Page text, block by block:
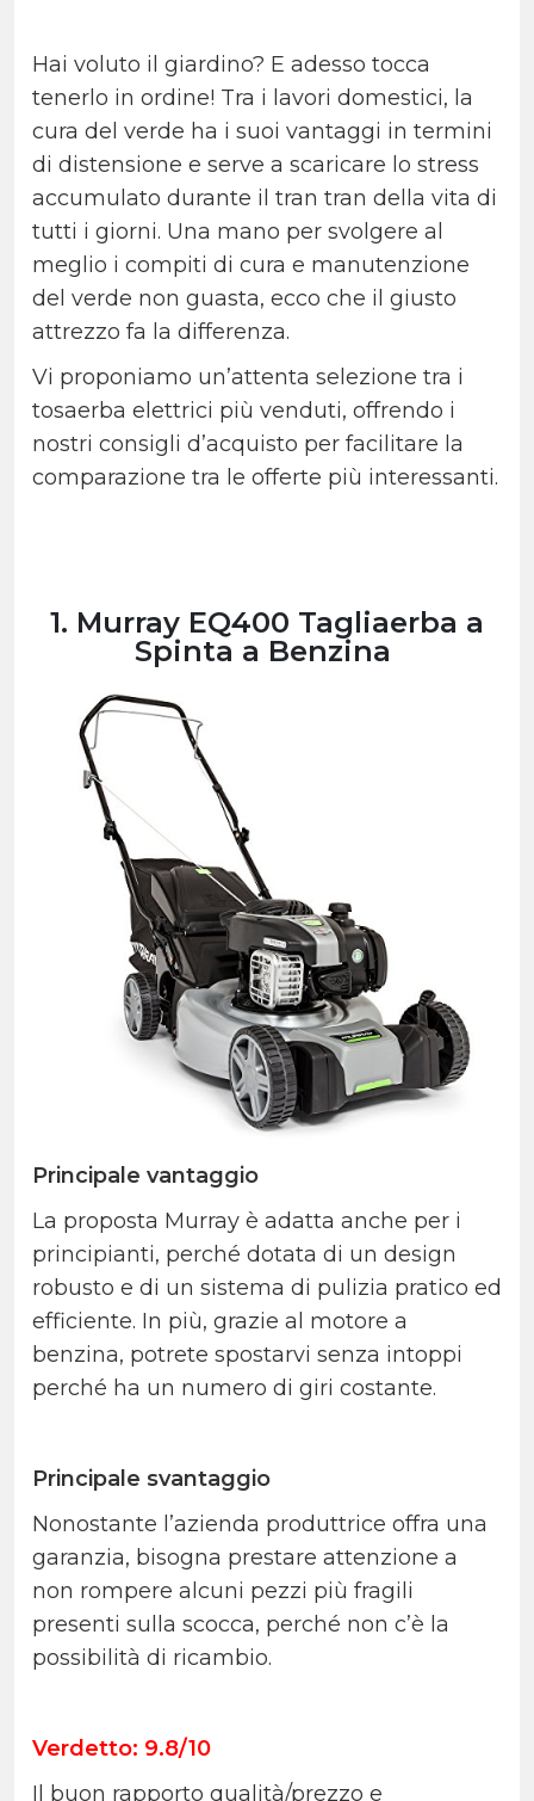
Hai voluto il giardino? E adesso tocca
tenerlo in ordine! Tra i lavori domestici, la
cura del verde ha i suoi vantaggi in termini
di distensione e serve a scaricare lo stress
accumulato durante il tran tran della vita di
tutti i giorni. Una mano per svolgere al
meglio i compiti di cura e manutenzione
del verde non guasta, ecco che il giusto
attrezzo fa la differenza.
Vi proponiamo un’attenta selezione tra i
tosaerba elettrici più venduti, offrendo i
nostri consigli d’acquisto per facilitare la
comparazione tra le offerte più interessanti.
1. Murray EQ400 Tagliaerba a
Spinta a Benzina
Principale vantaggio
La proposta Murray è adatta anche per i
principianti, perché dotata di un design
robusto e di un sistema di pulizia pratico ed
efficiente. In più, grazie al motore a
benzina, potrete spostarvi senza intoppi
perché ha un numero di giri costante.
Principale svantaggio
Nonostante l’azienda produttrice offra una
garanzia, bisogna prestare attenzione a
non rompere alcuni pezzi più fragili
presenti sulla scocca, perché non c’è la
possibilità di ricambio.
Verdetto: 9.8/10
Il buon rapporto qualità/prezzo e